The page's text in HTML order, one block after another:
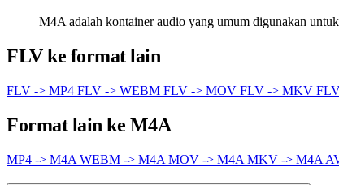
M4A adalah kontainer audio yang umum digunakan
FLV ke format lain
FLV -> MP4 FLV -> WEBM FLV -> MOV FLV -> MKV
Format lain ke M4A
MP4 -> M4A WEBM -> M4A MOV -> M4A MKV -> M4A